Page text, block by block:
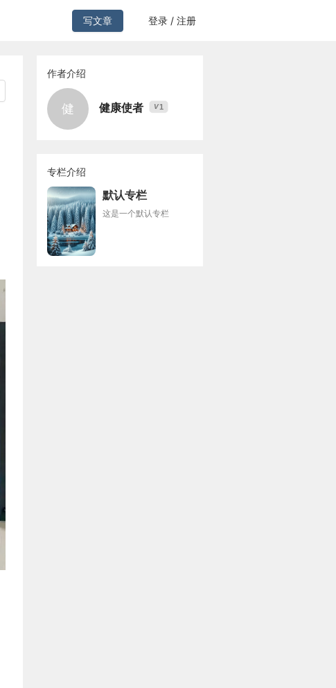
写文章 登录 / 注册
作者介绍
健 健康使者 V1
专栏介绍
默认专栏
这是一个默认专栏